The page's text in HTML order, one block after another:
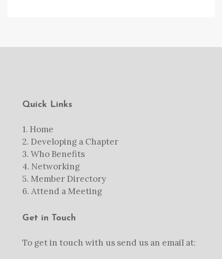
Quick Links
1. Home
2. Developing a Chapter
3. Who Benefits
4. Networking
5. Member Directory
6. Attend a Meeting
Get in Touch
To get in touch with us send us an email at: